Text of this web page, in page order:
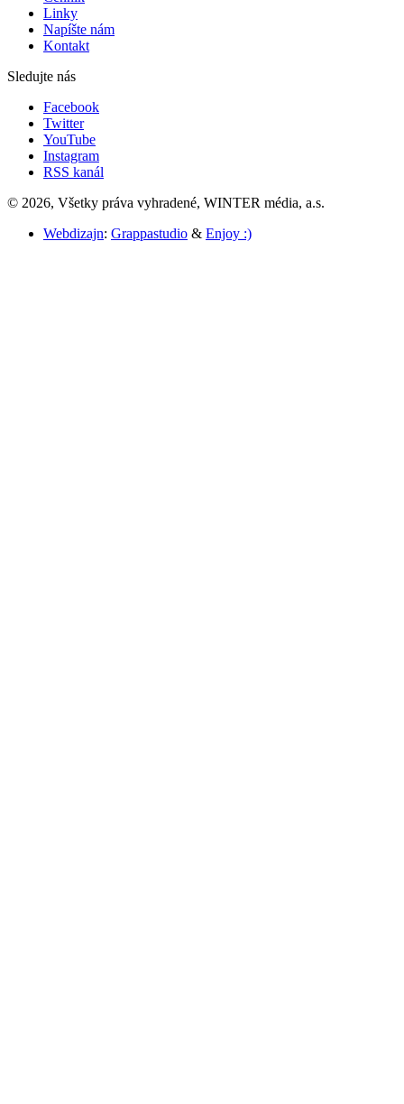
Linky
Napíšte nám
Kontakt
Sledujte nás
Facebook
Twitter
YouTube
Instagram
RSS kanál
© 2026, Všetky práva vyhradené, WINTER média, a.s.
Webdizajn: Grappastudio & Enjoy :)